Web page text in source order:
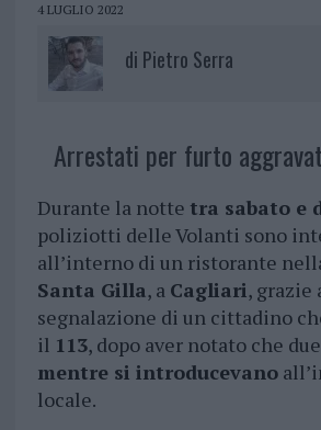
4 LUGLIO 2022
di Pietro Serra
Arrestati per furto
Durante la notte tra sabato e
poliziotti delle Volanti sono
all’interno di un ristorante
Santa Gilla, a Cagliari, grazie
segnalazione di un cittadino
il 113, dopo aver notato che
mentre si introducevano
locale.